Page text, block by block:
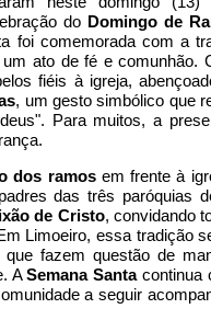
do Domingo de
foi comemorada com a
ato de fé e comunhão.
fiéis à igreja,
, um gesto simbólico que
Para muitos, a
dos ramosem frente à
das três paróquias
de Cristo, convidando
Limoeiro, essa tradição
fazem questão de
ASemana Santacontinua
a seguir